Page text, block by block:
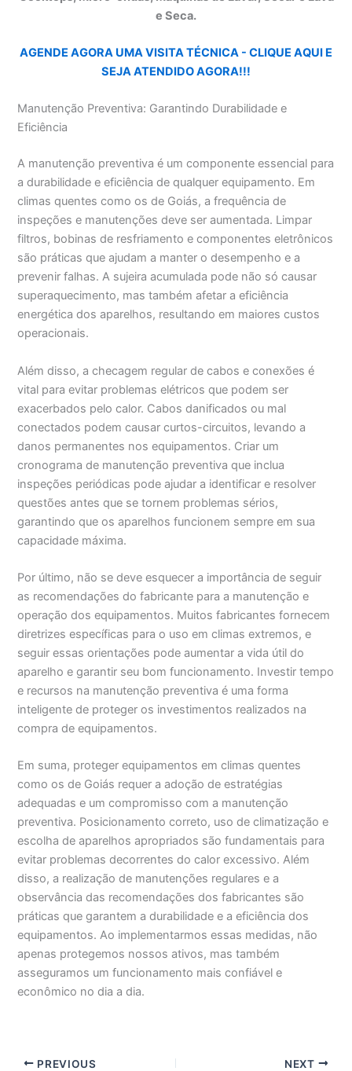
e Seca.
AGENDE AGORA UMA VISITA TÉCNICA - CLIQUE AQUI E
SEJA ATENDIDO AGORA!!!
Manutenção Preventiva: Garantindo Durabilidade e
Eficiência
A manutenção preventiva é um componente essencial para
a durabilidade e eficiência de qualquer equipamento. Em
climas quentes como os de Goiás, a frequência de
inspeções e manutenções deve ser aumentada. Limpar
filtros, bobinas de resfriamento e componentes eletrônicos
são práticas que ajudam a manter o desempenho e a
prevenir falhas. A sujeira acumulada pode não só causar
superaquecimento, mas também afetar a eficiência
energética dos aparelhos, resultando em maiores custos
operacionais.
Além disso, a checagem regular de cabos e conexões é
vital para evitar problemas elétricos que podem ser
exacerbados pelo calor. Cabos danificados ou mal
conectados podem causar curtos-circuitos, levando a
danos permanentes nos equipamentos. Criar um
cronograma de manutenção preventiva que inclua
inspeções periódicas pode ajudar a identificar e resolver
questões antes que se tornem problemas sérios,
garantindo que os aparelhos funcionem sempre em sua
capacidade máxima.
Por último, não se deve esquecer a importância de seguir
as recomendações do fabricante para a manutenção e
operação dos equipamentos. Muitos fabricantes fornecem
diretrizes específicas para o uso em climas extremos, e
seguir essas orientações pode aumentar a vida útil do
aparelho e garantir seu bom funcionamento. Investir tempo
e recursos na manutenção preventiva é uma forma
inteligente de proteger os investimentos realizados na
compra de equipamentos.
Em suma, proteger equipamentos em climas quentes
como os de Goiás requer a adoção de estratégias
adequadas e um compromisso com a manutenção
preventiva. Posicionamento correto, uso de climatização e
escolha de aparelhos apropriados são fundamentais para
evitar problemas decorrentes do calor excessivo. Além
disso, a realização de manutenções regulares e a
observância das recomendações dos fabricantes são
práticas que garantem a durabilidade e a eficiência dos
equipamentos. Ao implementarmos essas medidas, não
apenas protegemos nossos ativos, mas também
asseguramos um funcionamento mais confiável e
econômico no dia a dia.
PREVIOUS NEXT